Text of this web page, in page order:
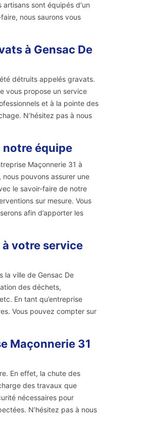
artisans sont équipés d'un
nous saurons vous
à Gensac De
détruits appelés gravats.
vous propose un service
et à la pointe des
N’hésitez pas à nous
notre équipe
Maçonnerie 31 à
pouvons assurer une
le savoir-faire de notre
sur mesure. Vous
afin d’apporter les
votre service
la ville de Gensac De
des déchets,
En tant qu’entreprise
Vous pouvez compter sur
Maçonnerie 31
En effet, la chute des
des travaux que
nécessaires pour
N’hésitez pas à nous